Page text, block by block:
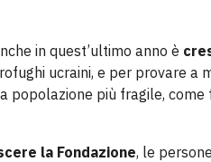
in quest’ultimo anno è
ucraini, e per provare a
popolazione più fragile,
la Fondazione, le